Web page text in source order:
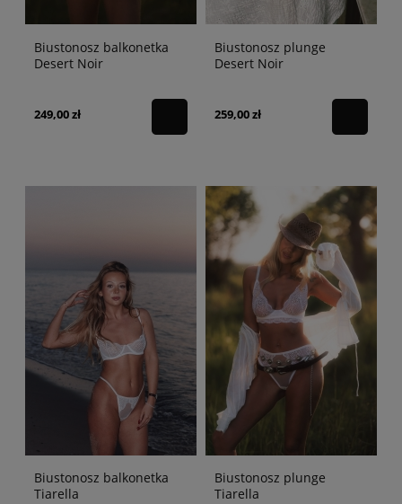
Biustonosz balkonetka
Desert Noir
249,00 zł
Biustonosz plunge
Desert Noir
259,00 zł
Biustonosz balkonetka
Tiarella
Biustonosz plunge
Tiarella